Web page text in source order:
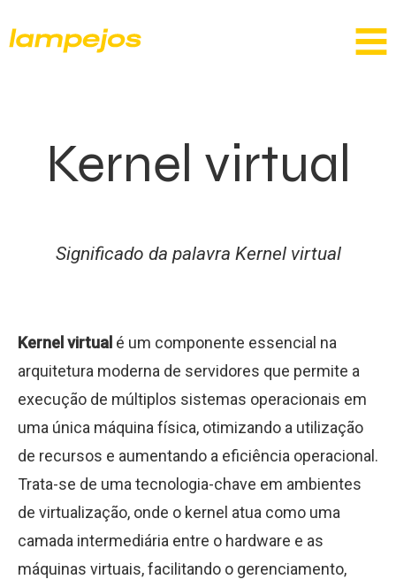
Kernel virtual
Significado da palavra Kernel virtual
Kernel virtual é um componente essencial na
arquitetura moderna de servidores que permite a
execução de múltiplos sistemas operacionais em
uma única máquina física, otimizando a utilização
de recursos e aumentando a eficiência operacional.
Trata-se de uma tecnologia-chave em ambientes
de virtualização, onde o kernel atua como uma
camada intermediária entre o hardware e as
máquinas virtuais, facilitando o gerenciamento,